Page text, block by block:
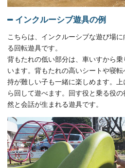
インクルーシブ遊具の例
こちらは、インクルーシブな遊び場
る回転遊具です。
背もたれの低い部分は、車いすから
います。背もたれの高いシートや寝
持が難しい子も一緒に楽しめます。
ら回して遊べます。回す役と乗る役
然と会話が生まれる遊具です。